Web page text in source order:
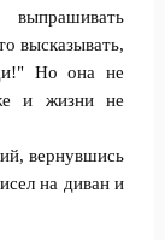
высказывать,
Но она не
и жизни не
вернувшись
на диван и